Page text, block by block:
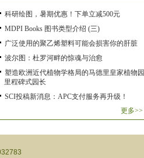
科研绘图，暑期优惠！下单立减500元
MDPI Books 图书类型介绍 (三)
广泛使用的聚乙烯塑料可能会损害你的肝脏
波尔图：杜罗河畔的惊魂与治愈
塑造欧洲近代植物学格局的马德里皇家植物园
里程碑式园长
SCI投稿新消息：APC支付服务再升级！
更多>>